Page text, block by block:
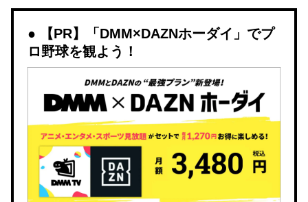
【PR】「DMM×DAZNホーダイ」でプ
ロ野球を観よう！